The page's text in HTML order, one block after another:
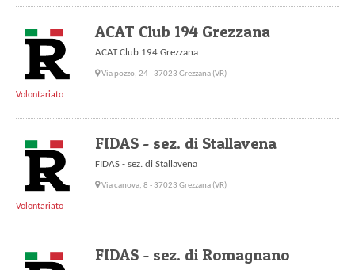
ACAT Club 194 Grezzana
ACAT Club 194 Grezzana
Via pozzo, 24 - 37023 Grezzana (VR)
Volontariato
FIDAS - sez. di Stallavena
FIDAS - sez. di Stallavena
Via canova, 8 - 37023 Grezzana (VR)
Volontariato
FIDAS - sez. di Romagnano